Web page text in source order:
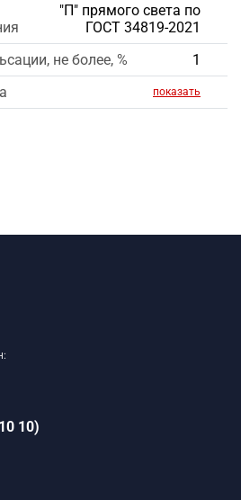
"П" прямого света по
ГОСТ 34819-2021
не более, %
1
показать
10)